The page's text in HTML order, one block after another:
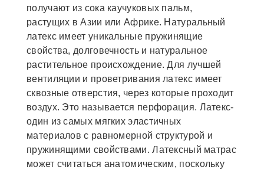
получают из сока каучуковых пальм,
растущих в Азии или Африке. Натуральный
латекс имеет уникальные пружинящие
свойства, долговечность и натуральное
растительное происхождение. Для лучшей
вентиляции и проветривания латекс имеет
сквозные отверстия, через которые проходит
воздух. Это называется перфорация. Латекс-
один из самых мягких эластичных
материалов с равномерной структурой и
пружинящими свойствами. Латексный матрас
может считаться анатомическим, поскольку